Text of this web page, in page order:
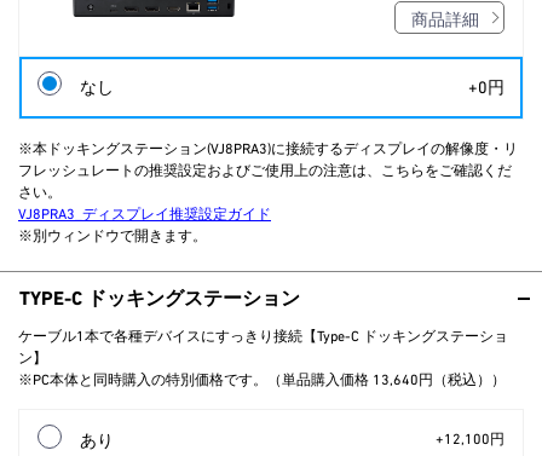
商品詳細
なし +0円
※本ドッキングステーション(VJ8PRA3)に接続するディスプレイの解像度・リ
フレッシュレートの推奨設定およびご使用上の注意は、こちらをご確認くだ
さい。
VJ8PRA3_ディスプレイ推奨設定ガイド
※別ウィンドウで開きます。
TYPE-C ドッキングステーション
ケーブル1本で各種デバイスにすっきり接続【Type-C ドッキングステーショ
ン】
※PC本体と同時購入の特別価格です。（単品購入価格 13,640円（税込））
あり +12,100円